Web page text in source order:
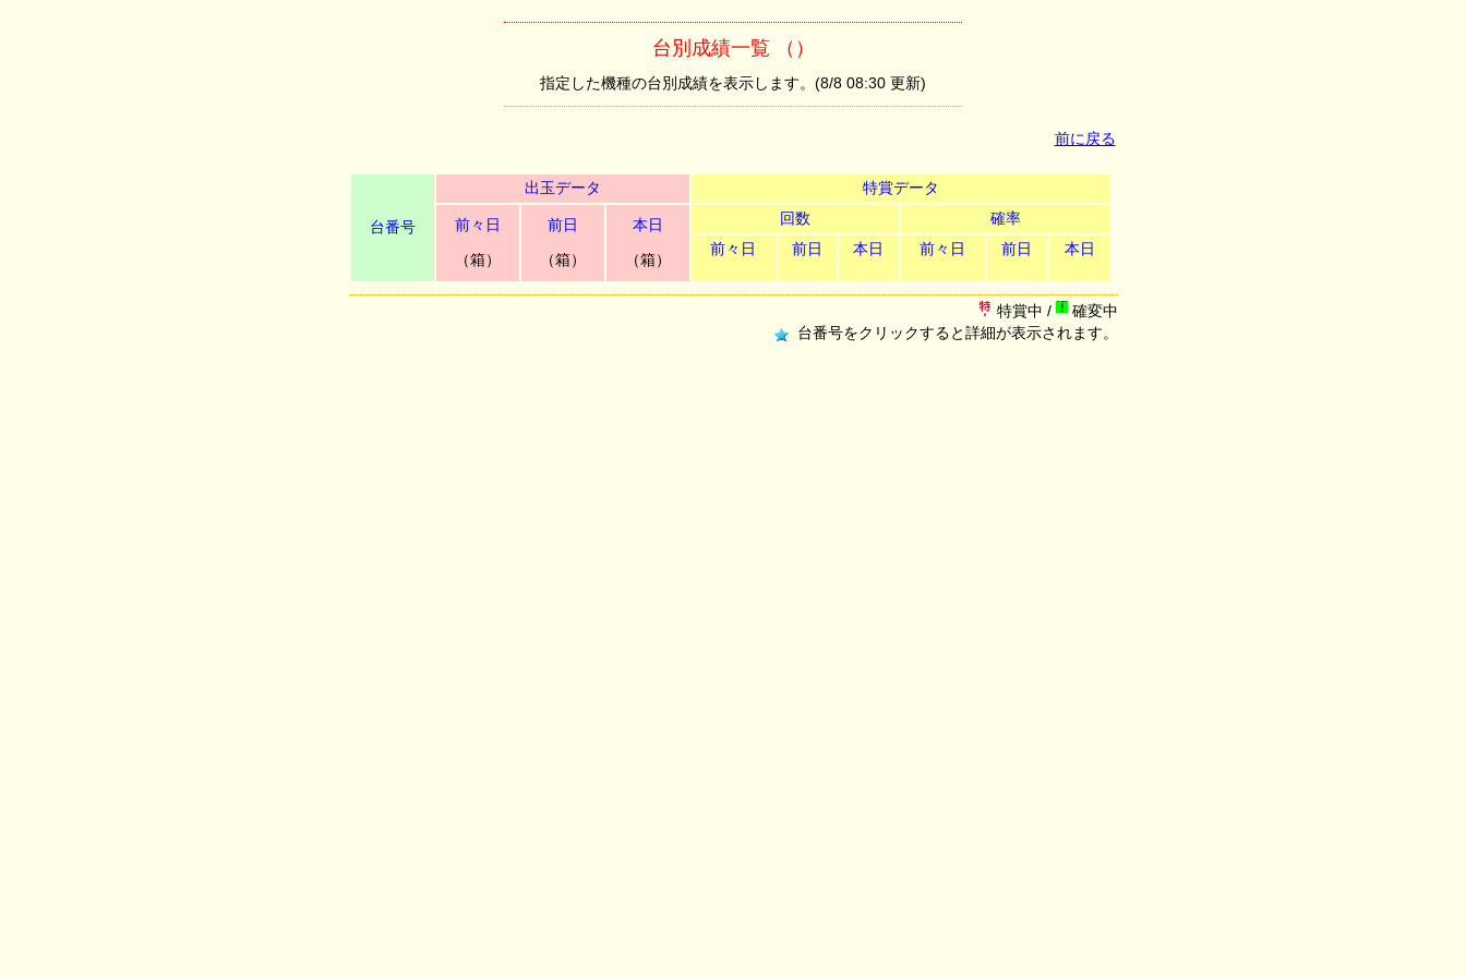
台別成績一覧 （）
指定した機種の台別成績を表示します。(8/8 08:30 更新)
前に戻る
台番号
出玉データ 特賞データ
前々日
（箱）
前日
（箱）
本日
（箱）
回数
確率
前々日
前日 本日 前々日 前日 本日
特賞中 /
確変中
台番号をクリックすると詳細が表示されます。